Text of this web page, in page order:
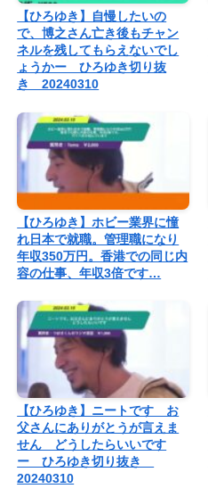
【ひろゆき】自慢したいの
で、博之さん亡き後もチャン
ネルを残してもらえないでし
ょうかー ひろゆき切り抜
き 20240310
【ひろゆき】ホビー業界に憧
れ日本で就職。管理職になり
年収350万円。香港での同じ内
容の仕事、年収3倍です…
【ひろゆき】ニートです お
父さんにありがとうが言えま
せん どうしたらいいです
ー ひろゆき切り抜き
20240310